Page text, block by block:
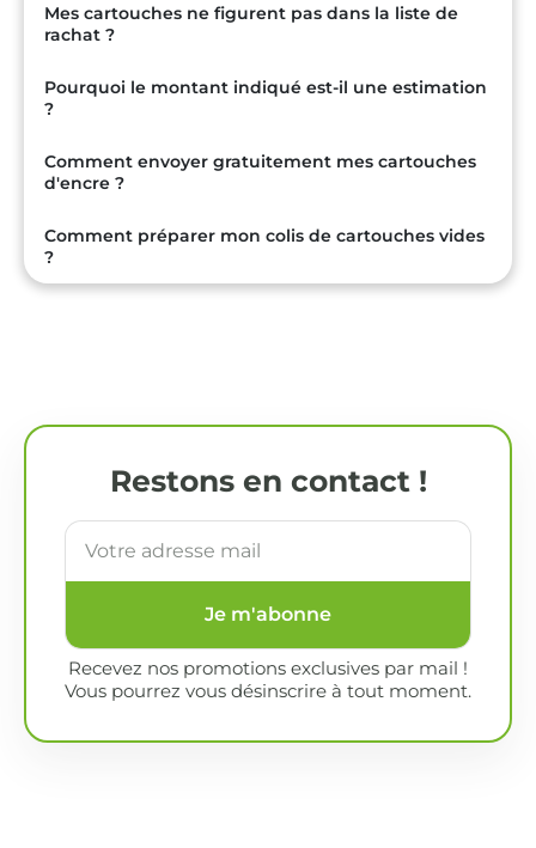
Mes cartouches ne figurent pas dans la liste de
rachat ?
Pourquoi le montant indiqué est-il une estimation
?
Comment envoyer gratuitement mes cartouches
d'encre ?
Comment préparer mon colis de cartouches vides
?
Restons en contact !
Je m'abonne
Recevez nos promotions exclusives par mail !
Vous pourrez vous désinscrire à tout moment.